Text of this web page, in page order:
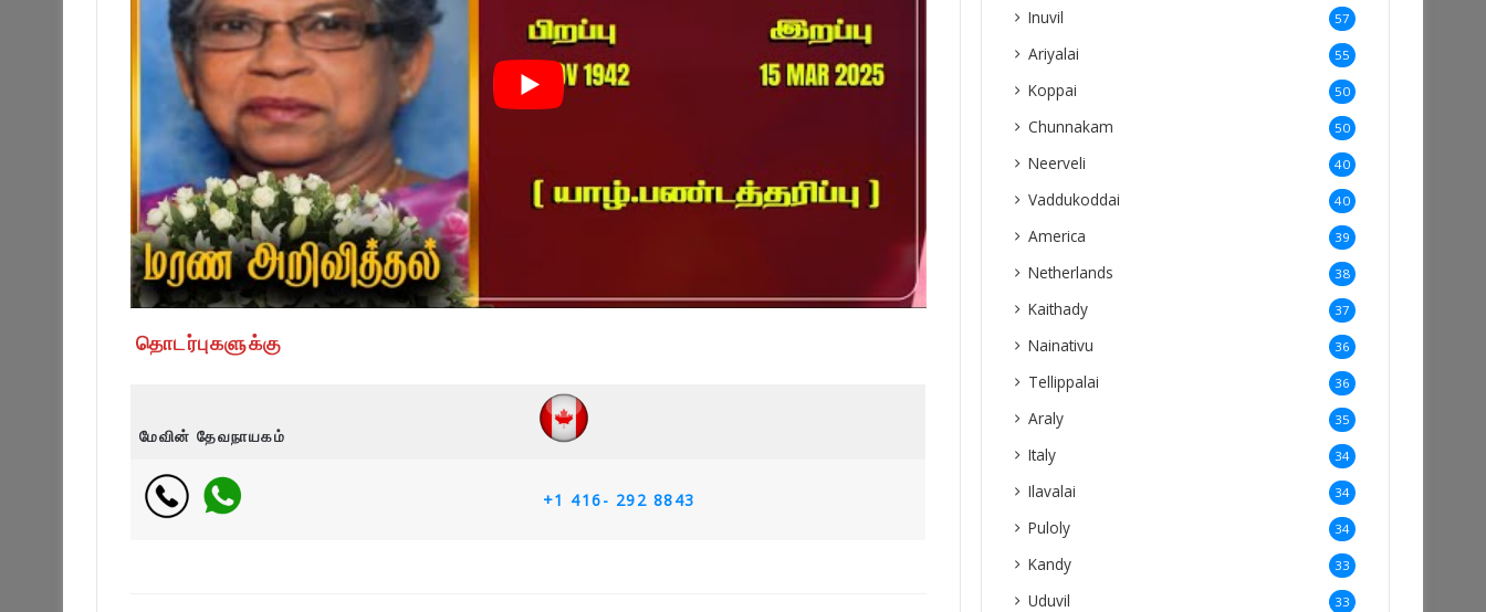
தொடர்புகளுக்கு
மேவின் தேவநாயகம்
+1 416- 292 8843
Inuvil 57
Ariyalai 55
Koppai 50
Chunnakam 50
Neerveli 40
Vaddukoddai 40
America 39
Netherlands 38
Kaithady 37
Nainativu 36
Tellippalai 36
Araly 35
Italy 34
Ilavalai 34
Puloly 34
Kandy 33
Uduvil 33